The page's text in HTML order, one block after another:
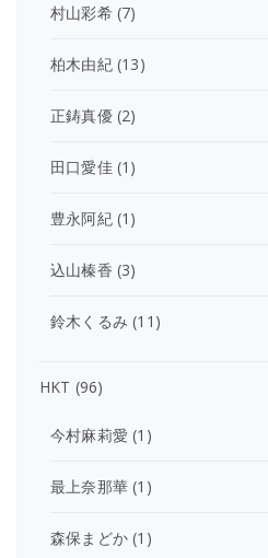
村山彩希(7)
柏木由紀(13)
正鋳真優(2)
田口愛佳(1)
豊永阿紀(1)
込山榛香 (3)
鈴木くるみ (11)
HKT (96)
今村麻莉愛 (1)
最上奈那華 (1)
森保まどか (1)